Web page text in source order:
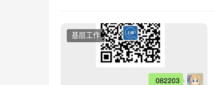
基层工作